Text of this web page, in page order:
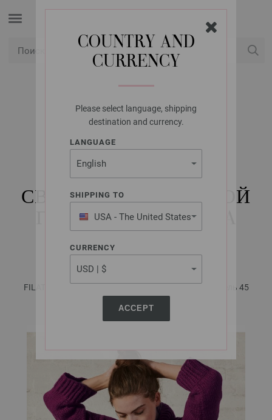
COUNTRY AND
CURRENCY
Please select language, shipping
destination and currency.
LANGUAGE
SHIPPING TO
USA - The United States
of America
CURRENCY
ACCEPT
LANA GROSSA
ПУЛОВЕР С
РАЗДЕЛЕННЫМ
ВОРОТНИКОМ,
СВЯЗАННЫЙ ЛИЦЕВОЙ
ГЛАДЬЮ ALTA MODA
CASHMERE 16
FILATI No. 58 - инструкции на русском языке | Модель 45